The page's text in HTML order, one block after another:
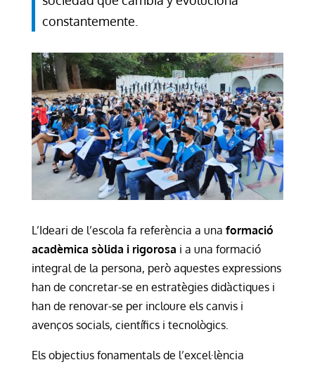
constantemente.
L’Ideari de l’escola fa referència a una formació
acadèmica sòlida i rigorosa i a una formació
integral de la persona, però aquestes expressions
han de concretar-se en estratègies didàctiques i
han de renovar-se per incloure els canvis i
avenços socials, científics i tecnològics.
Els objectius fonamentals de l’excel·lència